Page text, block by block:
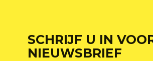
SCHRIJF U IN
NIEUWSBRIEF